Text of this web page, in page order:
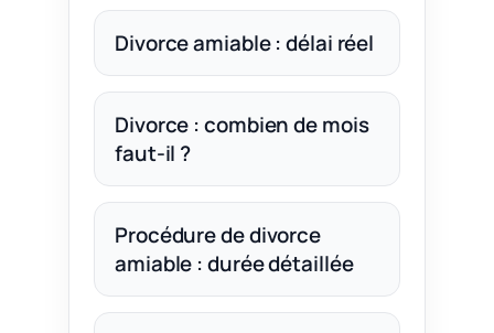
Divorce amiable : délai réel
Divorce : combien de mois
faut-il ?
Procédure de divorce
amiable : durée détaillée